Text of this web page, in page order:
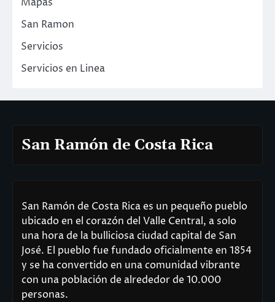
San Ramon
Servicios
Servicios en Linea
San Ramón de Costa Rica
San Ramón de Costa Rica es un pequeño pueblo
ubicado en el corazón del Valle Central, a solo
una hora de la bulliciosa ciudad capital de San
José. El pueblo fue fundado oficialmente en 1854
y se ha convertido en una comunidad vibrante
con una población de alrededor de 10.000
personas.